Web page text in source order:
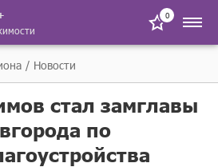
0
Новости
стал замглавы
по